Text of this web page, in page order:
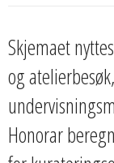
Skjemaet
og
Honorar